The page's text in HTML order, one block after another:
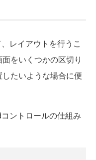
レイアウトを行うこ
をいくつかの区切り
たいような場合に便
ントロールの仕組み